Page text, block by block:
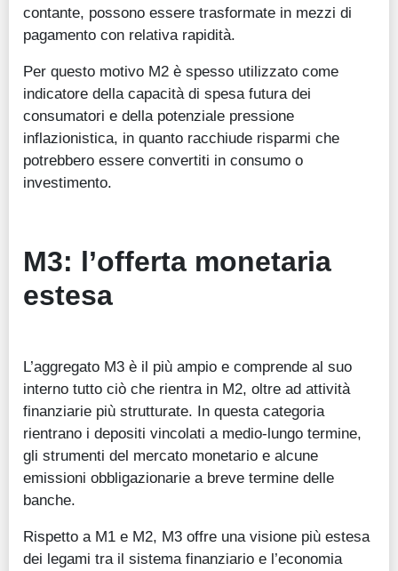
contante, possono essere trasformate in mezzi di
pagamento con relativa rapidità.
Per questo motivo M2 è spesso utilizzato come
indicatore della capacità di spesa futura dei
consumatori e della potenziale pressione
inflazionistica, in quanto racchiude risparmi che
potrebbero essere convertiti in consumo o
investimento.
M3: l’offerta monetaria
estesa
L’aggregato M3 è il più ampio e comprende al suo
interno tutto ciò che rientra in M2, oltre ad attività
finanziarie più strutturate. In questa categoria
rientrano i depositi vincolati a medio-lungo termine,
gli strumenti del mercato monetario e alcune
emissioni obbligazionarie a breve termine delle
banche.
Rispetto a M1 e M2, M3 offre una visione più estesa
dei legami tra il sistema finanziario e l’economia